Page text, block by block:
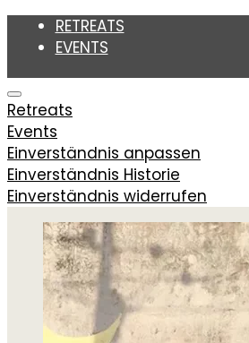
RETREATS
EVENTS
Stefanie Grace
WOMEN'S HEALTH COACHING
Retreats
Events
Einverständnis anpassen
Einverständnis Historie
Einverständnis widerrufen